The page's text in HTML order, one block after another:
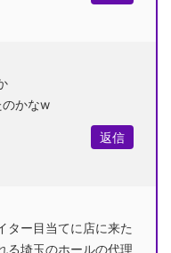
かなw
返信
ター目当てに店に来た
る埼玉のホールの代理